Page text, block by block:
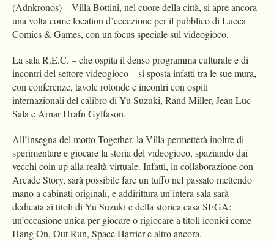
(Adnkronos) – Villa Bottini, nel cuore della città, si apre ancora
una volta come location d’eccezione per il pubblico di Lucca
Comics & Games, con un focus speciale sul videogioco.
La sala R.E.C. – che ospita il denso programma culturale e di
incontri del settore videogioco – si sposta infatti tra le sue mura,
con conferenze, tavole rotonde e incontri con ospiti
internazionali del calibro di Yu Suzuki, Rand Miller, Jean Luc
Sala e Arnar Hrafn Gylfason.
All’insegna del motto Together, la Villa permetterà inoltre di
sperimentare e giocare la storia del videogioco, spaziando dai
vecchi coin up alla realtà virtuale. Infatti, in collaborazione con
Arcade Story, sarà possibile fare un tuffo nel passato mettendo
mano a cabinati originali, e addirittura un’intera sala sarà
dedicata ai titoli di Yu Suzuki e della storica casa SEGA:
un’occasione unica per giocare o rigiocare a titoli iconici come
Hang On, Out Run, Space Harrier e altro ancora.